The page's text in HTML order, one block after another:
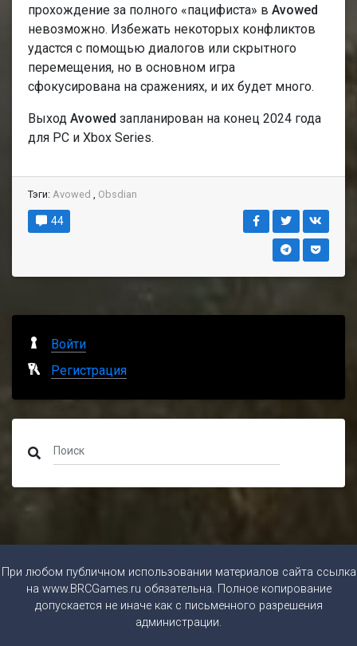
прохождение за полного «пацифиста» в Avowed
невозможно. Избежать некоторых конфликтов
удастся с помощью диалогов или скрытного
перемещения, но в основном игра
сфокусирована на сражениях, и их будет много.
Выход Avowed запланирован на конец 2024 года
для PC и Xbox Series.
Тэги: Avowed , Obsdian
44
Войти
Регистрация
При любом публичном использовании материалов сайта ссылка
на www.BRCGames.ru обязательна. Полное копирование
допускается не иначе как с письменного разрешения
администрации.